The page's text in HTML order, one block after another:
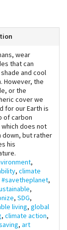
wear
that can
and cool
However, the
or the
cover we
for our Earth is
of carbon
does not
down, but rather
his
,
, climate
#savetheplanet,
,
, SDG,
living, global
, climate action,
, art